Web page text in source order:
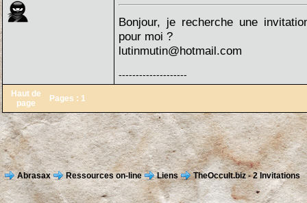
Bonjour, je recherche une
pour moi ?
lutinmutin@hotmail.com
--------------------
Haut de
page
Pages : 1
Abrasax Ressources on-line Liens TheOccult.biz - 2 Invitations